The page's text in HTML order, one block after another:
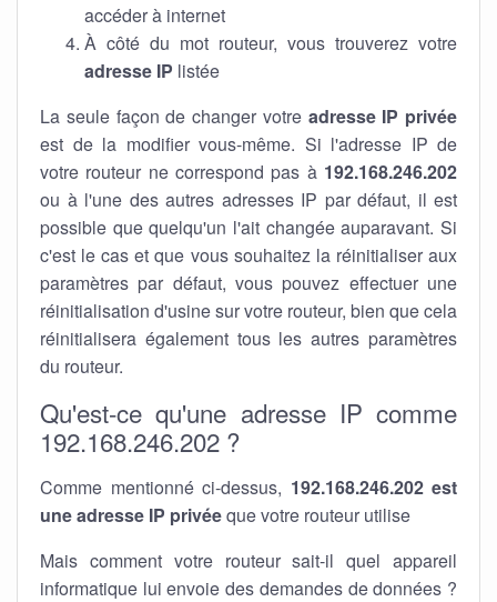
accéder à internet
À côté du mot routeur, vous trouverez votre
adresse IP listée
La seule façon de changer votre adresse IP privée
est de la modifier vous-même. Si l'adresse IP de
votre routeur ne correspond pas à 192.168.246.202
ou à l'une des autres adresses IP par défaut, il est
possible que quelqu'un l'ait changée auparavant. Si
c'est le cas et que vous souhaitez la réinitialiser aux
paramètres par défaut, vous pouvez effectuer une
réinitialisation d'usine sur votre routeur, bien que cela
réinitialisera également tous les autres paramètres
du routeur.
Qu'est-ce qu'une adresse IP comme
192.168.246.202 ?
Comme mentionné ci-dessus, 192.168.246.202 est
une adresse IP privéeque votre routeur utilise
Mais comment votre routeur sait-il quel appareil
informatique lui envoie des demandes de données ?